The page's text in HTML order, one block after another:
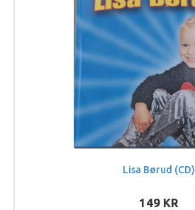
Lisa Børud (CD)
149 KR